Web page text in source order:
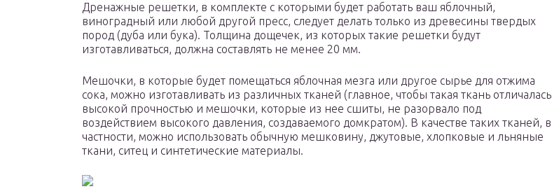
Дренажные решетки, в комплекте с которыми будет работать ваш яблочный,
виноградный или любой другой пресс, следует делать только из древесины твердых
пород (дуба или бука). Толщина дощечек, из которых такие решетки будут
изготавливаться, должна составлять не менее 20 мм.
Мешочки, в которые будет помещаться яблочная мезга или другое сырье для отжима
сока, можно изготавливать из различных тканей (главное, чтобы такая ткань отличалась
высокой прочностью и мешочки, которые из нее сшиты, не разорвало под
воздействием высокого давления, создаваемого домкратом). В качестве таких тканей, в
частности, можно использовать обычную мешковину, джутовые, хлопковые и льняные
ткани, ситец и синтетические материалы.